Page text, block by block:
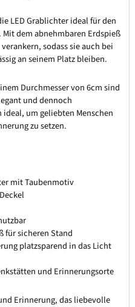
LED Grablichter ideal für den
dem abnehmbaren Erdspieß
sodass sie auch bei
an seinem Platz bleiben.
Durchmesser von 6cm sind
und dennoch
um geliebten Menschen
zu setzen.
mit Taubenmotiv
für sicheren Stand
platzsparend in das Licht
und Erinnerungsorte
Erinnerung, das liebevolle